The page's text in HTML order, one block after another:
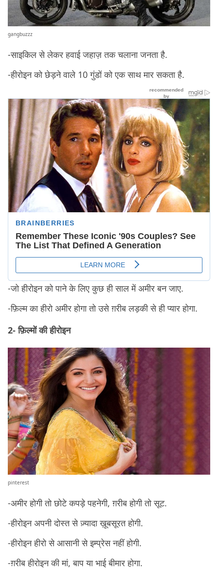
gangbuzzz
-साइकिल से लेकर हवाई जहाज़ तक चलाना जनता है.
-हीरोइन को छेड़ने वाले 10 गुंडों को एक साथ मार सकता है.
-जो हीरोइन को पाने के लिए कुछ ही साल में अमीर बन जाए.
-फ़िल्म का हीरो अमीर होगा तो उसे ग़रीब लड़की से ही प्यार होगा.
2- फ़िल्मों की हीरोइन
pinterest
-अमीर होगी तो छोटे कपड़े पहनेगी, ग़रीब होगी तो सूट.
-हीरोइन अपनी दोस्त से ज़्यादा ख़ूबसूरत होगी.
-हीरोइन हीरो से आसानी से इम्प्रेस नहीं होगी.
-ग़रीब हीरोइन की मां, बाप या भाई बीमार होगा.